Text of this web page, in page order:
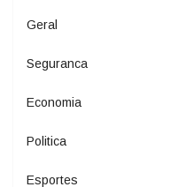
Cidades
Noticias
Geral
Seguranca
Economia